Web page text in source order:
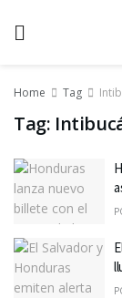
Home Tag
Tag: